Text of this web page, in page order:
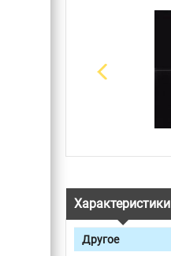
Характеристики
Другое